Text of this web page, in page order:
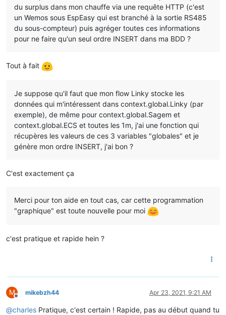
du surplus dans mon chauffe via une requête HTTP (c'est
un Wemos sous EspEasy qui est branché à la sortie RS485
du sous-compteur) puis agréger toutes ces informations
pour ne faire qu'un seul ordre INSERT dans ma BDD ?
Tout à fait
Je suppose qu'il faut que mon flow Linky stocke les
données qui m'intéressent dans context.global.Linky (par
exemple), de même pour context.global.Sagem et
context.global.ECS et toutes les 1m, j'ai une fonction qui
récupères les valeurs de ces 3 variables "globales" et je
génère mon ordre INSERT, j'ai bon ?
C'est exactement ça
Merci pour ton aide en tout cas, car cette programmation
"graphique" est toute nouvelle pour moi
c'est pratique et rapide hein ?
M
Offline
mikebzh44 Apr 23, 2021, 9:21 AM
@charles Pratique, c'est certain ! Rapide, pas au début quand tu